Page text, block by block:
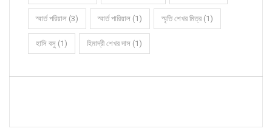
স্মার্ত পরিয়াল (3) স্মার্ত পারিয়াল (1) স্মৃতি শেখর মিত্র (1)
হাসি বসু (1) হিমাদ্রী শেখর দাস (1)